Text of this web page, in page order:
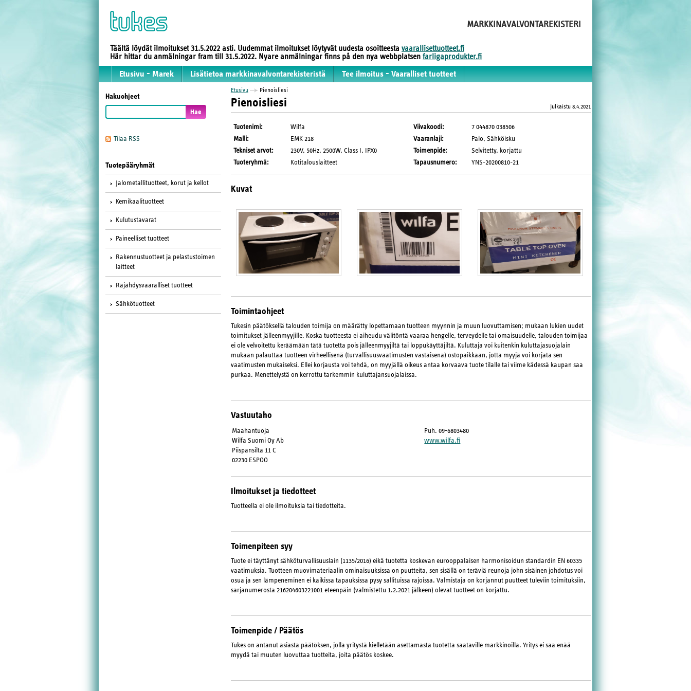
MARKKINAVALVONTAREKISTERI
Täältä löydät ilmoitukset 31.5.2022 asti. Uudemmat ilmoitukset löytyvät uudesta osoitteesta vaarallisettuotteet.fi
Här hittar du anmälningar fram till 31.5.2022. Nyare anmälningar finns på den nya webbplatsen farligaprodukter.fi
Etusivu - Marek Lisätietoa markkinavalvontarekisteristä Tee ilmoitus - Vaaralliset tuotteet
Hakuohjeet
Tilaa RSS
Tuotepääryhmät
Jalometallituotteet, korut ja kellot
Kemikaalituotteet
Kulutustavarat
Paineelliset tuotteet
Rakennustuotteet ja pelastustoimen
laitteet
Räjähdysvaaralliset tuotteet
Sähkötuotteet
Etusivu Pienoisliesi
Pienoisliesi Julkaistu 8.4.2021
Tuotenimi:
Wilfa
Malli:
EMK 218
Tekniset arvot:
230V, 50Hz, 2500W, Class I, IPX0
Tuoteryhmä: Kotitalouslaitteet
Viivakoodi:
7 044870 038506
Vaaranlaji:
Palo, Sähköisku
Toimenpide:
Selvitetty, korjattu
Tapausnumero: YNS-20200810-21
Kuvat
Toimintaohjeet
Tukesin päätöksellä talouden toimija on määrätty lopettamaan tuotteen myynnin ja muun luovuttamisen; mukaan lukien uudet
toimitukset jälleenmyyjille. Koska tuotteesta ei aiheudu välitöntä vaaraa hengelle, terveydelle tai omaisuudelle, talouden toimijaa
ei ole velvoitettu keräämään tätä tuotetta pois jälleenmyyjiltä tai loppukäyttäjiltä. Kuluttaja voi kuitenkin kuluttajasuojalain
mukaan palauttaa tuotteen virheellisenä (turvallisuusvaatimusten vastaisena) ostopaikkaan, jotta myyjä voi korjata sen
vaatimusten mukaiseksi. Ellei korjausta voi tehdä, on myyjällä oikeus antaa korvaava tuote tilalle tai viime kädessä kaupan saa
purkaa. Menettelystä on kerrottu tarkemmin kuluttajansuojalaissa.
Vastuutaho
Maahantuoja
Wilfa Suomi Oy Ab
Piispansilta 11 C
02230 ESPOO
Puh. 09-6803480
www.wilfa.fi
Ilmoitukset ja tiedotteet
Tuotteella ei ole ilmoituksia tai tiedotteita.
Toimenpiteen syy
Tuote ei täyttänyt sähköturvallisuuslain (1135/2016) eikä tuotetta koskevan eurooppalaisen harmonisoidun standardin EN 60335
vaatimuksia. Tuotteen muovimateriaalin ominaisuuksissa on puutteita, sen sisällä on teräviä reunoja john sisäinen johdotus voi
osua ja sen lämpeneminen ei kaikissa tapauksissa pysy sallituissa rajoissa. Valmistaja on korjannut puutteet tuleviin toimituksiin,
sarjanumerosta 216204603221001 eteenpäin (valmistettu 1.2.2021 jälkeen) olevat tuotteet on korjattu.
Toimenpide / Päätös
Tukes on antanut asiasta päätöksen, jolla yritystä kielletään asettamasta tuotetta saataville markkinoilla. Yritys ei saa enää
myydä tai muuten luovuttaa tuotteita, joita päätös koskee.